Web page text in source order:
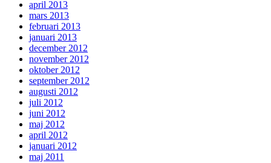
april 2013
mars 2013
februari 2013
januari 2013
december 2012
november 2012
oktober 2012
september 2012
augusti 2012
juli 2012
juni 2012
maj 2012
april 2012
januari 2012
maj 2011